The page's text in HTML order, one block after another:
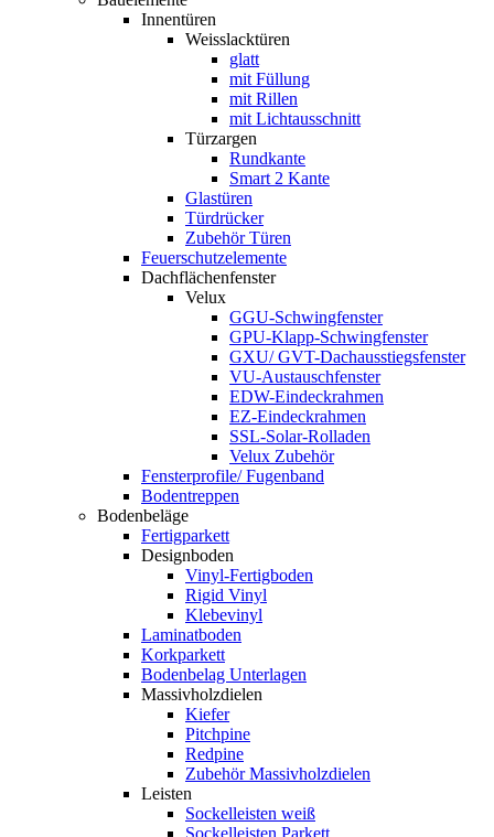
Innentüren
Weisslacktüren
glatt
mit Füllung
mit Rillen
mit Lichtausschnitt
Türzargen
Rundkante
Smart 2 Kante
Glastüren
Türdrücker
Zubehör Türen
Feuerschutzelemente
Dachflächenfenster
Velux
GGU-Schwingfenster
GPU-Klapp-Schwingfenster
GXU/ GVT-Dachausstiegsfenster
VU-Austauschfenster
EDW-Eindeckrahmen
EZ-Eindeckrahmen
SSL-Solar-Rolladen
Velux Zubehör
Fensterprofile/ Fugenband
Bodentreppen
Bodenbeläge
Fertigparkett
Designboden
Vinyl-Fertigboden
Rigid Vinyl
Klebevinyl
Laminatboden
Korkparkett
Bodenbelag Unterlagen
Massivholzdielen
Kiefer
Pitchpine
Redpine
Zubehör Massivholzdielen
Leisten
Sockelleisten weiß
Sockelleisten Parkett